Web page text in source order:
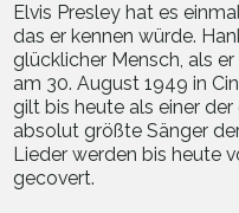
Elvis Presley hat es
das er kennen würde.
glücklicher Mensch, als
am 30. August 1949 in
gilt bis heute als einer
absolut größte Sänger
Lieder werden bis heute
gecovert.